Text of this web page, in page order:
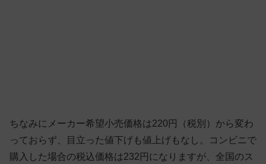
ちなみにメーカー希望小売価格は220円（税別）から変わ
っておらず、目立った値下げも値上げもなし。コンビニで
購入した場合の税込価格は232円になりますが、全国のス